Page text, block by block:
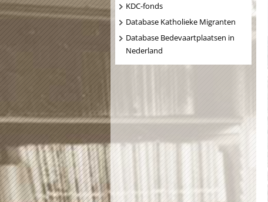
KDC-fonds
Database Katholieke Migranten
Database Bedevaartplaatsen in
Nederland